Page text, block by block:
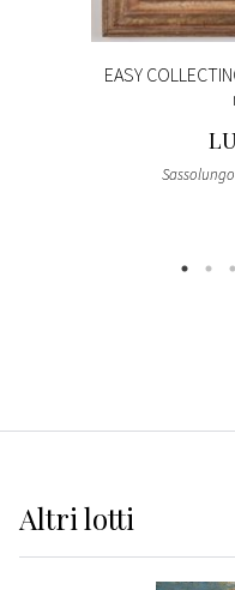
EASY
Altrilotti